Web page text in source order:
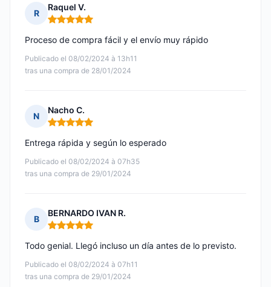
R
Raquel V.
Nota: 5 de 5
Publicado el 08/02/2024 à 13h11
tras una compra de 28/01/2024
Proceso de compra fácil y el envío muy rápido
N
Nacho C.
Nota: 5 de 5
Publicado el 08/02/2024 à 07h35
tras una compra de 29/01/2024
Entrega rápida y según lo esperado
B
BERNARDO IVAN R.
Nota: 5 de 5
Publicado el 08/02/2024 à 07h11
tras una compra de 29/01/2024
Todo genial. Llegó incluso un día antes de lo previsto.